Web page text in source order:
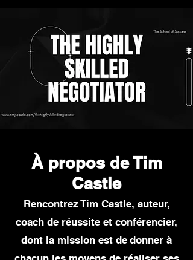
À propos de Tim
Castle
Rencontrez Tim Castle, auteur,
coach de réussite et conférencier,
dont la mission est de donner à